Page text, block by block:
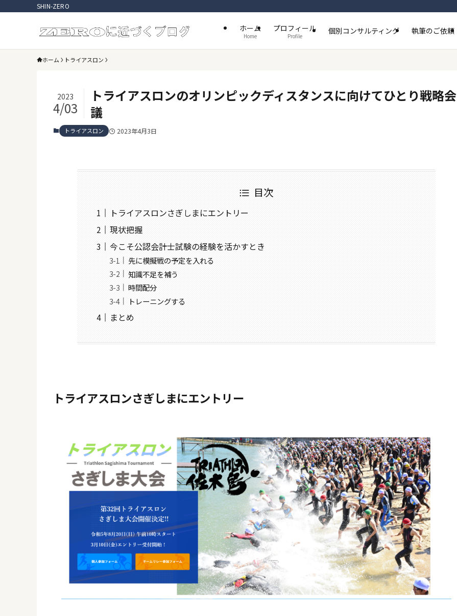
SHIN-ZERO
ホーム
Home
プロフィール
Profile
個別コンサルティング 執筆のご依頼
ホーム トライアスロン
トライアスロンのオリンピックディスタンスに向けてひとり戦略会
議
2023
4/03
トライアスロン 2023年4月3日
目次
トライアスロンさぎしまにエントリー
現状把握
今こそ公認会計士試験の経験を活かすとき
先に模擬戦の予定を入れる
知識不足を補う
時間配分
トレーニングする
まとめ
トライアスロンさぎしまにエントリー